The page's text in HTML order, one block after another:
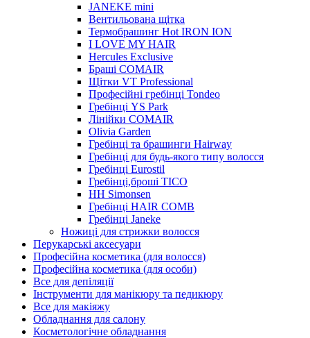
JANEKE mini
Вентильована щітка
Термобрашинг Hot IRON ION
I LOVE MY HAIR
Hercules Exclusive
Браші COMAIR
Щітки VT Professional
Професійні гребінці Tondeo
Гребінці YS Park
Лінійки COMAIR
Olivia Garden
Гребінці та брашинги Hairway
Гребінці для будь-якого типу волосся
Гребінці Eurostil
Гребінці,броші TICO
HH Simonsen
Гребінці HAIR COMB
Гребінці Janeke
Ножиці для стрижки волосся
Перукарські аксесуари
Професійна косметика (для волосся)
Професійна косметика (для особи)
Все для депіляції
Інструменти для манікюру та педикюру
Все для макіяжу
Обладнання для салону
Косметологічне обладнання